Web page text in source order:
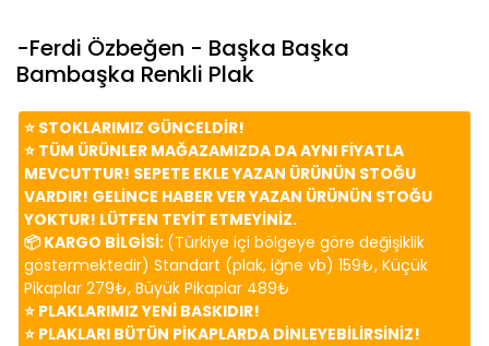
-Ferdi Özbeğen - Başka Başka
Bambaşka Renkli Plak
⭐️ STOKLARIMIZ GÜNCELDİR!
⭐️ TÜM ÜRÜNLER MAĞAZAMIZDA DA AYNI FİYATLA
MEVCUTTUR! SEPETE EKLE YAZAN ÜRÜNÜN STOĞU
VARDIR! GELİNCE HABER VER YAZAN ÜRÜNÜN STOĞU
YOKTUR! LÜTFEN TEYİT ETMEYİNİZ.
📦 KARGO BİLGİSİ: (Türkiye içi bölgeye göre değişiklik
göstermektedir) Standart (plak, iğne vb) 159₺, Küçük
Pikaplar 279₺, Büyük Pikaplar 489₺
⭐️ PLAKLARIMIZ YENİ BASKIDIR!
⭐️ PLAKLARI BÜTÜN PİKAPLARDA DİNLEYEBİLİRSİNİZ!